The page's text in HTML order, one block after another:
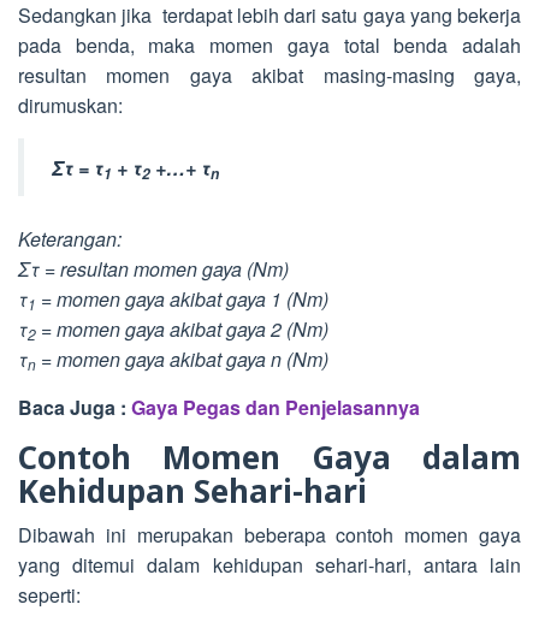
Sedangkan jika terdapat lebih dari satu gaya yang bekerja
pada benda, maka momen gaya total benda adalah
resultan momen gaya akibat masing-masing gaya,
dirumuskan:
Στ = τ1 + τ2 +…+ τn
Keterangan:
Στ = resultan momen gaya (Nm)
τ1 = momen gaya akibat gaya 1 (Nm)
τ2 = momen gaya akibat gaya 2 (Nm)
τn = momen gaya akibat gaya n (Nm)
Baca Juga : Gaya Pegas dan Penjelasannya
Contoh Momen Gaya dalam
Kehidupan Sehari-hari
Dibawah ini merupakan beberapa contoh momen gaya
yang ditemui dalam kehidupan sehari-hari, antara lain
seperti: